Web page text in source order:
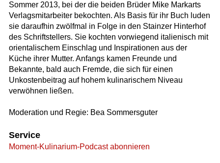
Sommer 2013, bei der die beiden Brüder Mike Markarts
Verlagsmitarbeiter bekochten. Als Basis für ihr Buch luden
sie daraufhin zwölfmal in Folge in den Stainzer Hinterhof
des Schriftstellers. Sie kochten vorwiegend italienisch mit
orientalischem Einschlag und Inspirationen aus der
Küche ihrer Mutter. Anfangs kamen Freunde und
Bekannte, bald auch Fremde, die sich für einen
Unkostenbeitrag auf hohem kulinarischem Niveau
verwöhnen ließen.
Moderation und Regie: Bea Sommersguter
Service
Moment-Kulinarium-Podcast abonnieren